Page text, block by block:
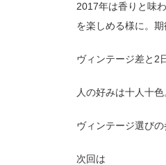
2017年は香りと味
を楽しめる様に。
ヴィンテージ差と2
人の好みは十人十色
ヴィンテージ選び
次回は